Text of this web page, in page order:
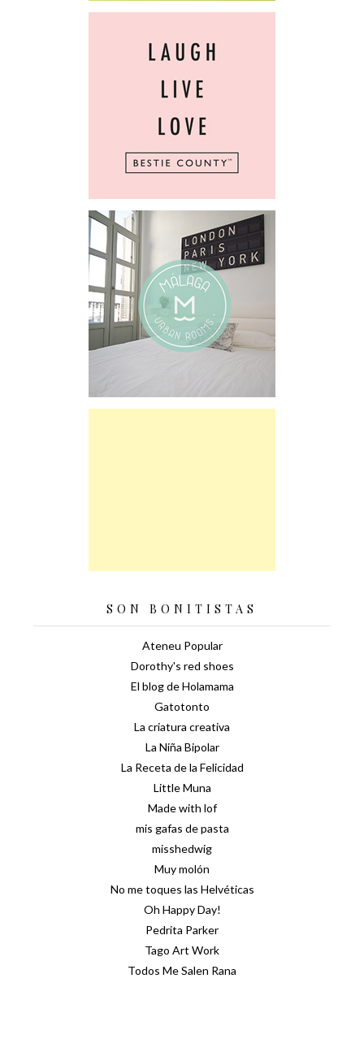
SON BONITISTAS
Ateneu Popular
Dorothy's red shoes
El blog de Holamama
Gatotonto
La criatura creativa
La Niña Bipolar
La Receta de la Felicidad
Little Muna
Made with lof
mis gafas de pasta
misshedwig
Muy molón
No me toques las Helvéticas
Oh Happy Day!
Pedrita Parker
Tago Art Work
Todos Me Salen Rana